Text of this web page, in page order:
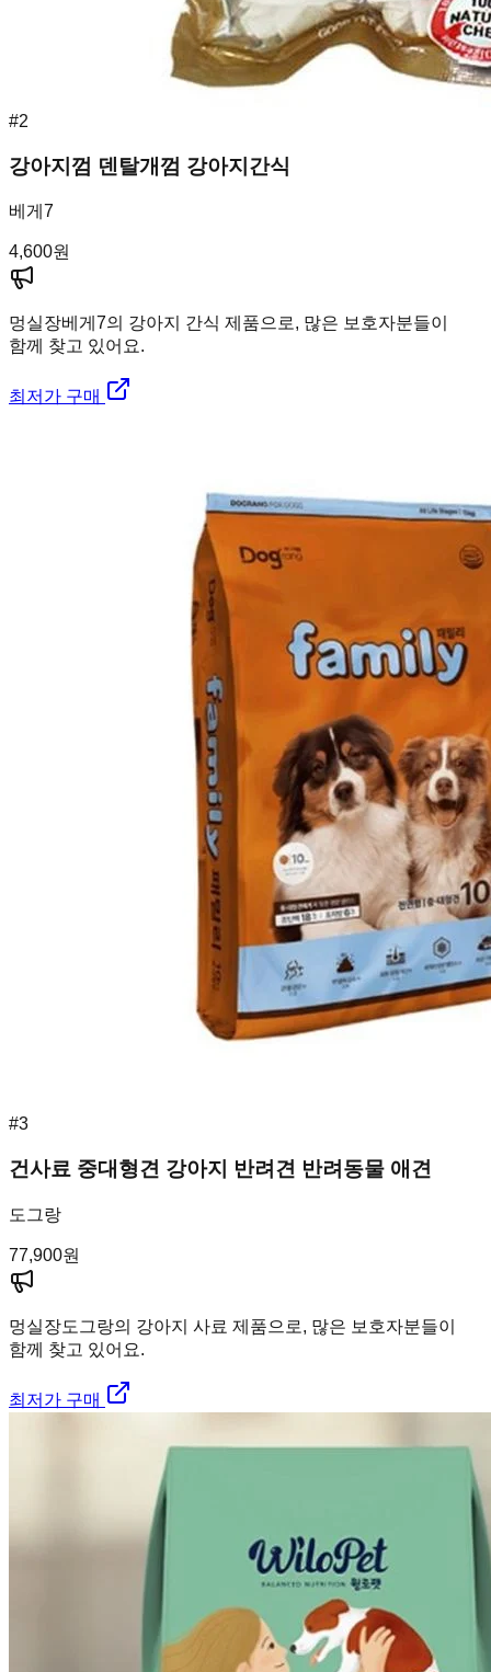
#2
강아지껌 덴탈개껌 강아지간식
베게7
4,600원
멍실장베게7의 강아지 간식 제품으로, 많은 보호자분들이
함께 찾고 있어요.
최저가 구매
#3
건사료 중대형견 강아지 반려견 반려동물 애견
도그랑
77,900원
멍실장도그랑의 강아지 사료 제품으로, 많은 보호자분들이
함께 찾고 있어요.
최저가 구매